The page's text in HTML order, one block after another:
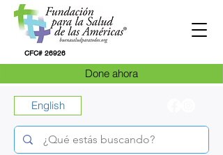
Done ahora
CFC# 26926
English